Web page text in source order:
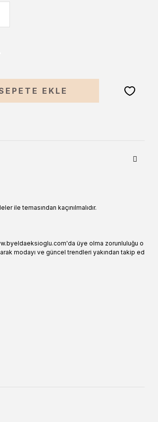
EKLE
ile temasından kaçınılmalıdır.
üye olma zorunluluğu o
modayı ve güncel trendleri yakından takip ed